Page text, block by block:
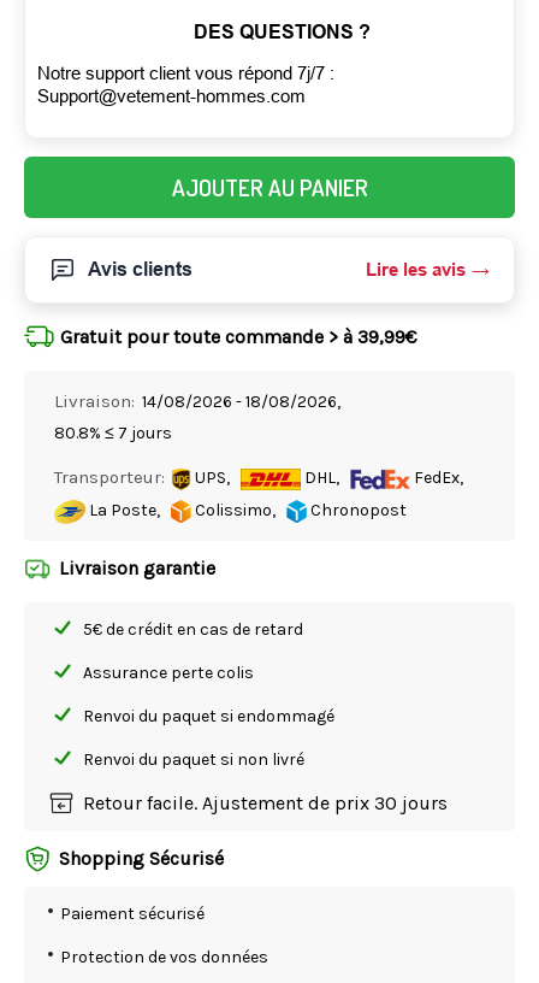
DES QUESTIONS ?
Notre support client vous répond 7j/7 :
Support@vetement-hommes.com
AJOUTER AU PANIER
Avis clients Lire les avis
Gratuit pour toute commande > à 39,99€
Livraison: 14/08/2026 - 18/08/2026,
80.8% ≤ 7 jours
Transporteur: UPS, DHL,
FedEx,
La Poste,
Colissimo, Chronopost
Livraison garantie
5€ de crédit en cas de retard
Assurance perte colis
Renvoi du paquet si endommagé
Renvoi du paquet si non livré
Retour facile. Ajustement de prix 30 jours
Shopping Sécurisé
Paiement sécurisé
Protection de vos données